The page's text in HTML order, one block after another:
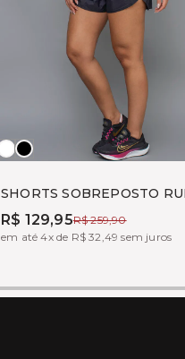
SHORTS SOBREPOSTO
R$ 129,95R$ 259,90
em até 4x de R$ 32,49 sem juros
Branco
Preto